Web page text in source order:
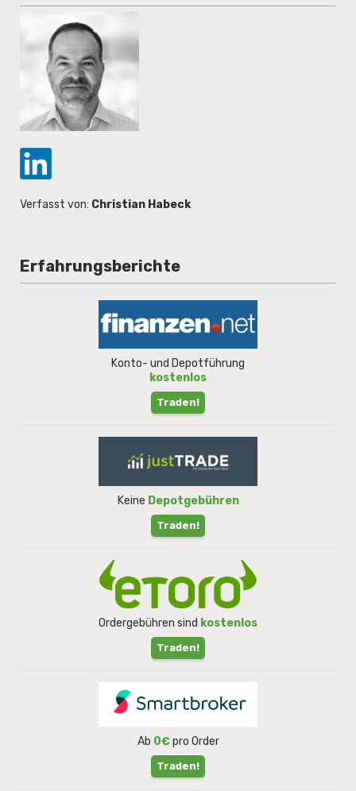
Verfasst von: Christian Habeck
Erfahrungsberichte
Konto- und Depotführung
kostenlos
Traden!
Keine Depotgebühren
Traden!
Ordergebühren sind kostenlos
Traden!
Ab 0€pro Order
Traden!